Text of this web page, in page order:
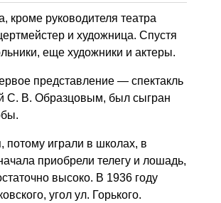
кроме руководителя театра
и художница. Спустя
еще художники и актеры.
представление — спектакль
С. В. Образцовым, был сыгран
играли в школах, в
приобрели телегу и лошадь,
высоко. В 1936 году
угол ул. Горького.